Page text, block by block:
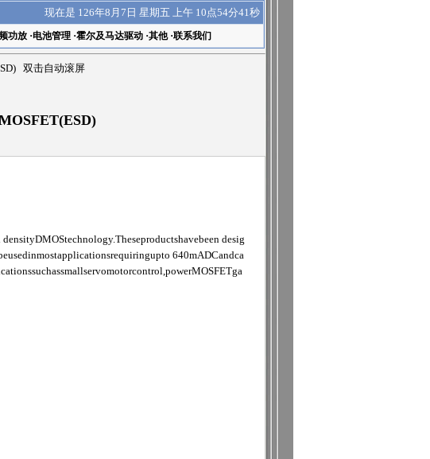
现在是 126年8月7日 星期五 上午 10点54分42秒
功放·电池管理·霍尔及马达驱动·其他·联系我们
双击自动滚屏
desig
640mADCandca